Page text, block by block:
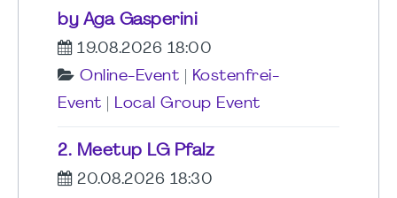
by Aga Gasperini
19.08.2026 18:00
Online-Event
Kostenfrei-
Event
Local Group Event
2. Meetup LG Pfalz
20.08.2026 18:30